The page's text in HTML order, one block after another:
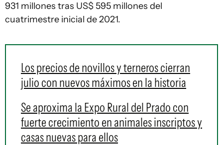
931 millones tras US$ 595 millones del
cuatrimestre inicial de 2021.
Los precios de novillos y terneros cierran
julio con nuevos máximos en la historia
Se aproxima la Expo Rural del Prado con
fuerte crecimiento en animales inscriptos y
casas nuevas para ellos